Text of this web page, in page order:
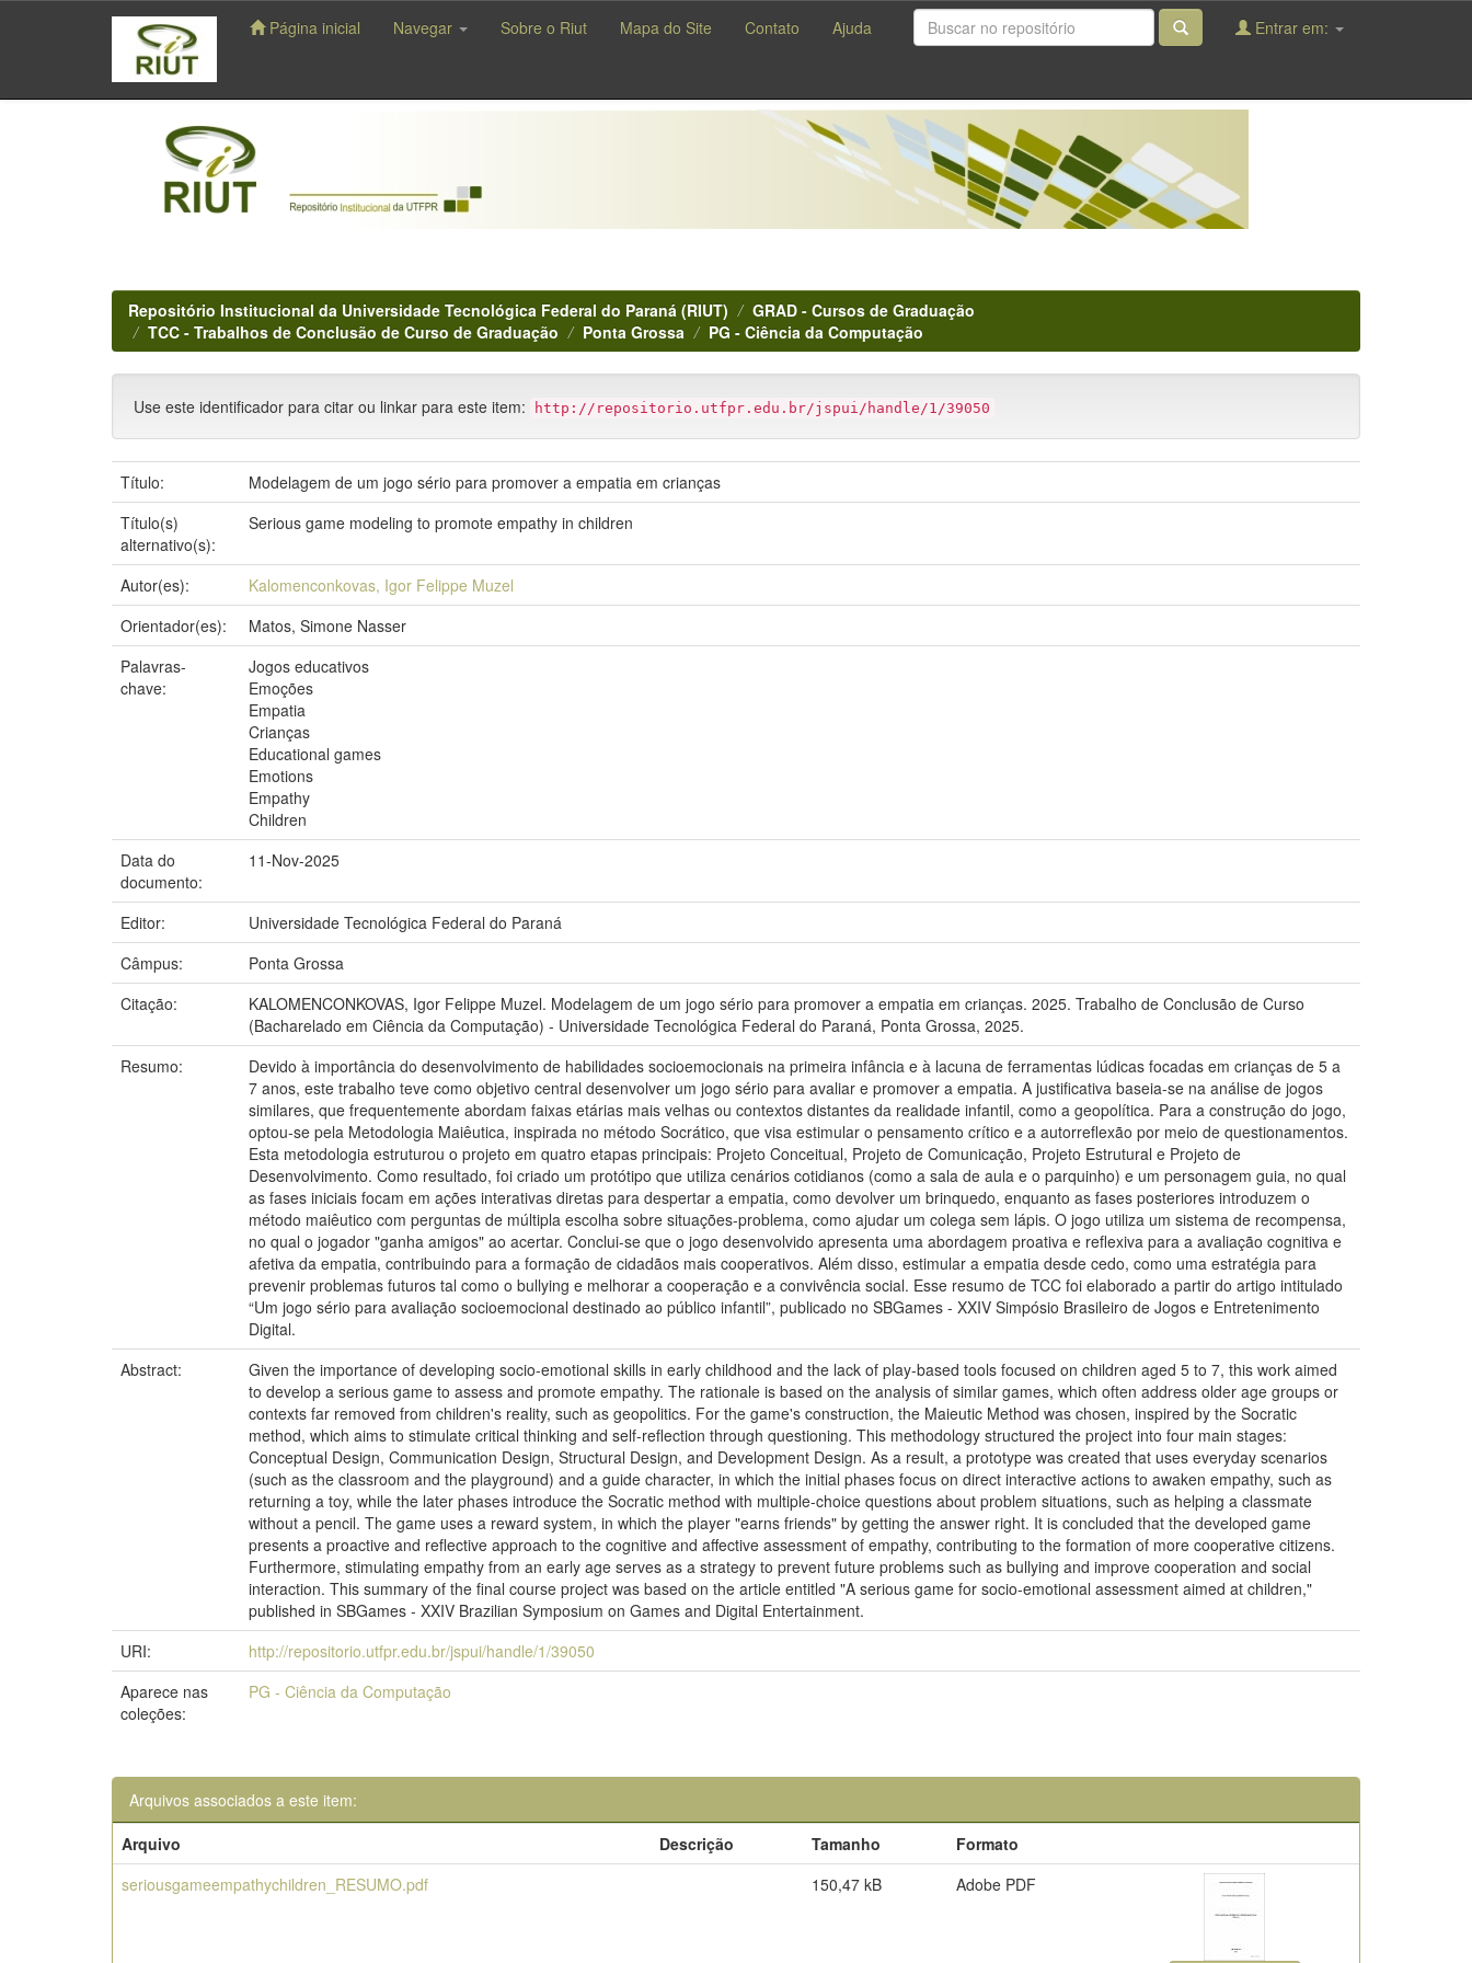
navigation
Página inicial Navegar Sobre o Riut Mapa do Site Contato Ajuda Entrar em:
Repositório Institucional da Universidade Tecnológica Federal do Paraná (RIUT)
GRAD - Cursos de Graduação
TCC - Trabalhos de Conclusão de Curso de Graduação
Ponta Grossa PG - Ciência da Computação
Use este identificador para citar ou linkar para este item: http://repositorio.utfpr.edu.br/jspui/handle/1/39050
Título:
Modelagem de um jogo sério para promover a empatia em crianças
Título(s)
alternativo(s):
Serious game modeling to promote empathy in children
Autor(es):
Kalomenconkovas, Igor Felippe Muzel
Orientador(es):
Matos, Simone Nasser
Palavras-
chave:
Jogos educativos
Emoções
Empatia
Crianças
Educational games
Emotions
Empathy
Children
Data do
documento:
11-Nov-2025
Editor:
Universidade Tecnológica Federal do Paraná
Câmpus:
Ponta Grossa
Citação:
KALOMENCONKOVAS, Igor Felippe Muzel. Modelagem de um jogo sério para promover a empatia em crianças. 2025. Trabalho de Conclusão de Curso
(Bacharelado em Ciência da Computação) - Universidade Tecnológica Federal do Paraná, Ponta Grossa, 2025.
Resumo:
Devido à importância do desenvolvimento de habilidades socioemocionais na primeira infância e à lacuna de ferramentas lúdicas focadas em crianças de 5 a
7 anos, este trabalho teve como objetivo central desenvolver um jogo sério para avaliar e promover a empatia. A justificativa baseia-se na análise de jogos
similares, que frequentemente abordam faixas etárias mais velhas ou contextos distantes da realidade infantil, como a geopolítica. Para a construção do jogo,
optou-se pela Metodologia Maiêutica, inspirada no método Socrático, que visa estimular o pensamento crítico e a autorreflexão por meio de questionamentos.
Esta metodologia estruturou o projeto em quatro etapas principais: Projeto Conceitual, Projeto de Comunicação, Projeto Estrutural e Projeto de
Desenvolvimento. Como resultado, foi criado um protótipo que utiliza cenários cotidianos (como a sala de aula e o parquinho) e um personagem guia, no qual
as fases iniciais focam em ações interativas diretas para despertar a empatia, como devolver um brinquedo, enquanto as fases posteriores introduzem o
método maiêutico com perguntas de múltipla escolha sobre situações-problema, como ajudar um colega sem lápis. O jogo utiliza um sistema de recompensa,
no qual o jogador "ganha amigos" ao acertar. Conclui-se que o jogo desenvolvido apresenta uma abordagem proativa e reflexiva para a avaliação cognitiva e
afetiva da empatia, contribuindo para a formação de cidadãos mais cooperativos. Além disso, estimular a empatia desde cedo, como uma estratégia para
prevenir problemas futuros tal como o bullying e melhorar a cooperação e a convivência social. Esse resumo de TCC foi elaborado a partir do artigo intitulado
“Um jogo sério para avaliação socioemocional destinado ao público infantil”, publicado no SBGames - XXIV Simpósio Brasileiro de Jogos e Entretenimento
Digital.
Abstract:
Given the importance of developing socio-emotional skills in early childhood and the lack of play-based tools focused on children aged 5 to 7, this work aimed
to develop a serious game to assess and promote empathy. The rationale is based on the analysis of similar games, which often address older age groups or
contexts far removed from children's reality, such as geopolitics. For the game's construction, the Maieutic Method was chosen, inspired by the Socratic
method, which aims to stimulate critical thinking and self-reflection through questioning. This methodology structured the project into four main stages:
Conceptual Design, Communication Design, Structural Design, and Development Design. As a result, a prototype was created that uses everyday scenarios
(such as the classroom and the playground) and a guide character, in which the initial phases focus on direct interactive actions to awaken empathy, such as
returning a toy, while the later phases introduce the Socratic method with multiple-choice questions about problem situations, such as helping a classmate
without a pencil. The game uses a reward system, in which the player "earns friends" by getting the answer right. It is concluded that the developed game
presents a proactive and reflective approach to the cognitive and affective assessment of empathy, contributing to the formation of more cooperative citizens.
Furthermore, stimulating empathy from an early age serves as a strategy to prevent future problems such as bullying and improve cooperation and social
interaction. This summary of the final course project was based on the article entitled "A serious game for socio-emotional assessment aimed at children,"
published in SBGames - XXIV Brazilian Symposium on Games and Digital Entertainment.
URI:
http://repositorio.utfpr.edu.br/jspui/handle/1/39050
Aparece nas
coleções:
PG - Ciência da Computação
Arquivos associados a este item:
Arquivo
Descrição Tamanho
Formato
seriousgameempathychildren_RESUMO.pdf
150,47 kB Adobe PDF